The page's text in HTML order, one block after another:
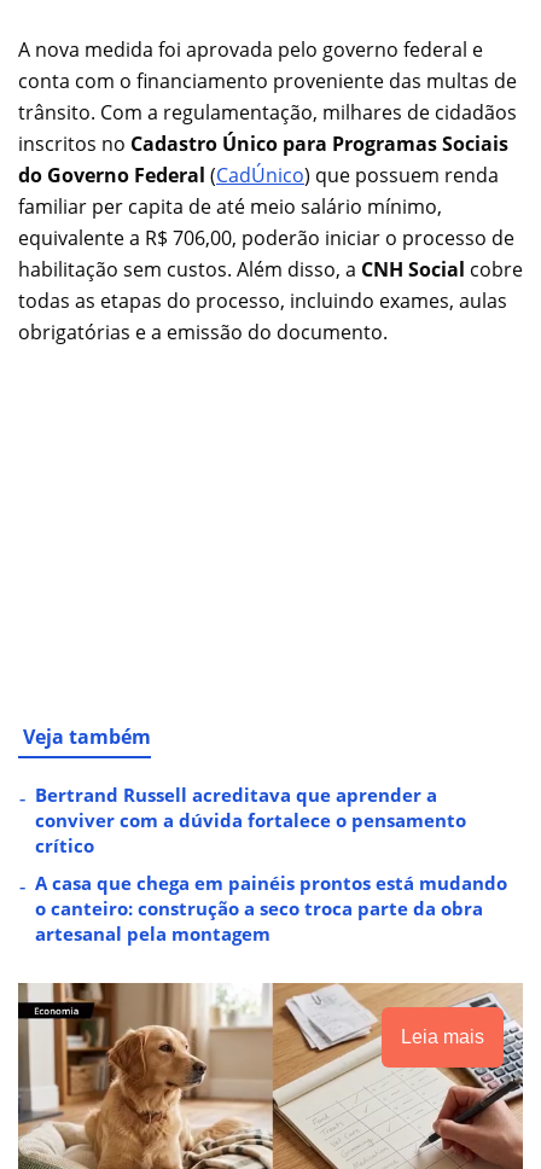
A nova medida foi aprovada pelo governo federal e
conta com o financiamento proveniente das multas de
trânsito. Com a regulamentação, milhares de cidadãos
inscritos no Cadastro Único para Programas Sociais
do Governo Federal (CadÚnico) que possuem renda
familiar per capita de até meio salário mínimo,
equivalente a R$ 706,00, poderão iniciar o processo de
habilitação sem custos. Além disso, a CNH Social cobre
todas as etapas do processo, incluindo exames, aulas
obrigatórias e a emissão do documento.
Veja também
Bertrand Russell acreditava que aprender a
conviver com a dúvida fortalece o pensamento
crítico
A casa que chega em painéis prontos está mudando
o canteiro: construção a seco troca parte da obra
artesanal pela montagem
Leia mais